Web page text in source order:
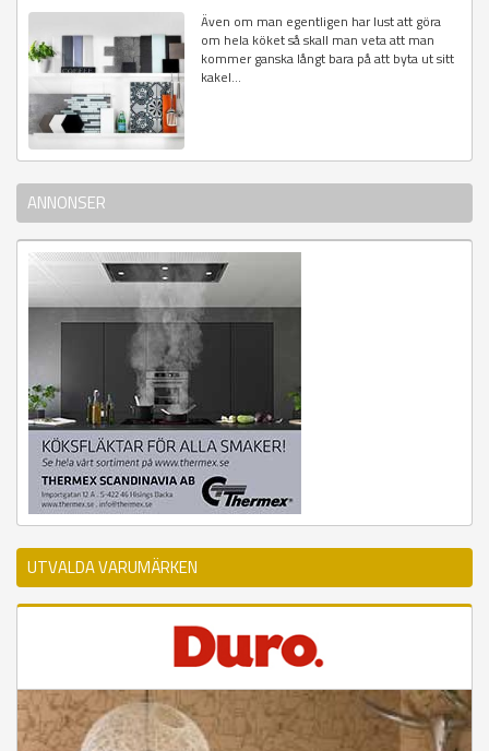
Även om man egentligen har lust att göra
om hela köket så skall man veta att man
kommer ganska långt bara på att byta ut sitt
kakel...
ANNONSER
UTVALDA VARUMÄRKEN